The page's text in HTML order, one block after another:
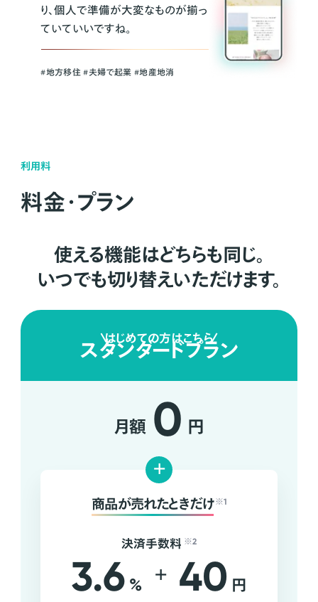
り、個人で準備が大変なものが揃っ
ていていいですね。
#地方移住 #夫婦で起業 #地産地消
利用料
料金・プラン
使える機能はどちらも同じ。
いつでも切り替えいただけます。
はじめての方はこちら
スタンダードプラン
月額 0 円
+
商品が売れたときだけ ※1
決済手数料 ※2
3.6 % + 40 円